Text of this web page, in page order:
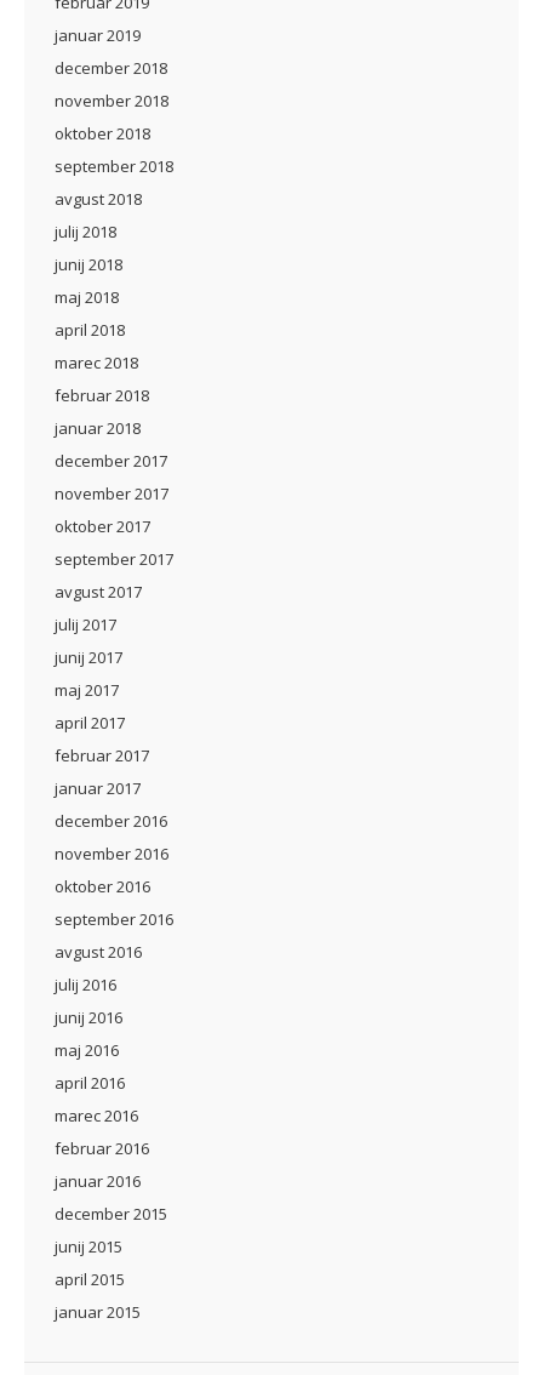
januar 2019
december 2018
november 2018
oktober 2018
september 2018
avgust 2018
julij 2018
junij 2018
maj 2018
april 2018
marec 2018
februar 2018
januar 2018
december 2017
november 2017
oktober 2017
september 2017
avgust 2017
julij 2017
junij 2017
maj 2017
april 2017
februar 2017
januar 2017
december 2016
november 2016
oktober 2016
september 2016
avgust 2016
julij 2016
junij 2016
maj 2016
april 2016
marec 2016
februar 2016
januar 2016
december 2015
junij 2015
april 2015
januar 2015